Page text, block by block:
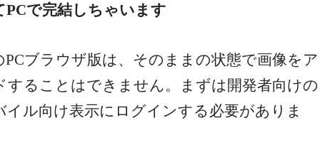
で完結しちゃいます
PCブラウザ版は、そのままの状態で画像をア
することはできません。まずは開発者向けの
イル向け表示にログインする必要がありま